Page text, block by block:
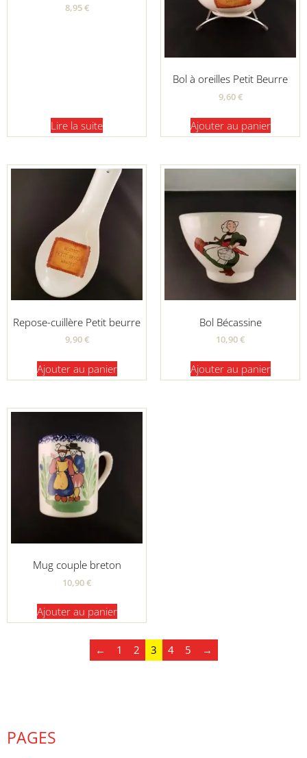
8,95€
Lire la suite
Bol à oreilles Petit Beurre
9,60€
Ajouter au panier
Repose-cuillère Petit beurre
9,90€
Ajouter au panier
Bol Bécassine
10,90€
Ajouter au panier
Mug couple breton
10,90€
Ajouter au panier
← 1 2 3 4 5 →
PAGES